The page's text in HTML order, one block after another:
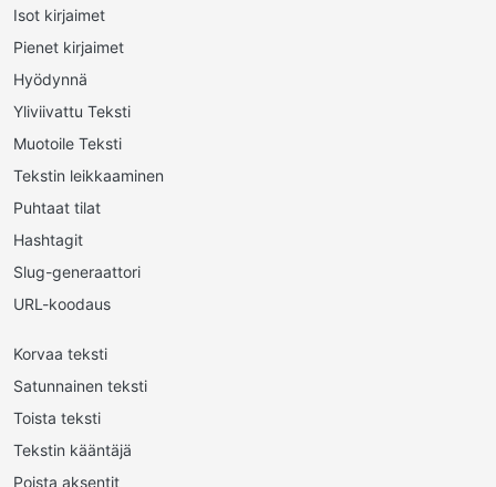
Isot kirjaimet
Pienet kirjaimet
Hyödynnä
Yliviivattu Teksti
Muotoile Teksti
Tekstin leikkaaminen
Puhtaat tilat
Hashtagit
Slug-generaattori
URL-koodaus
Korvaa teksti
Satunnainen teksti
Toista teksti
Tekstin kääntäjä
Poista aksentit